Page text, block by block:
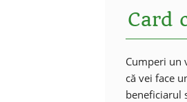
Card
Cumperi un
că vei face
beneficiarul